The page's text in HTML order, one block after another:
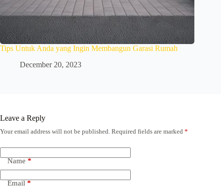
Tips Untuk Anda yang Ingin Membangun Garasi Rumah
December 20, 2023
Leave a Reply
Your email address will not be published. Required fields are marked *
Name *
Email *